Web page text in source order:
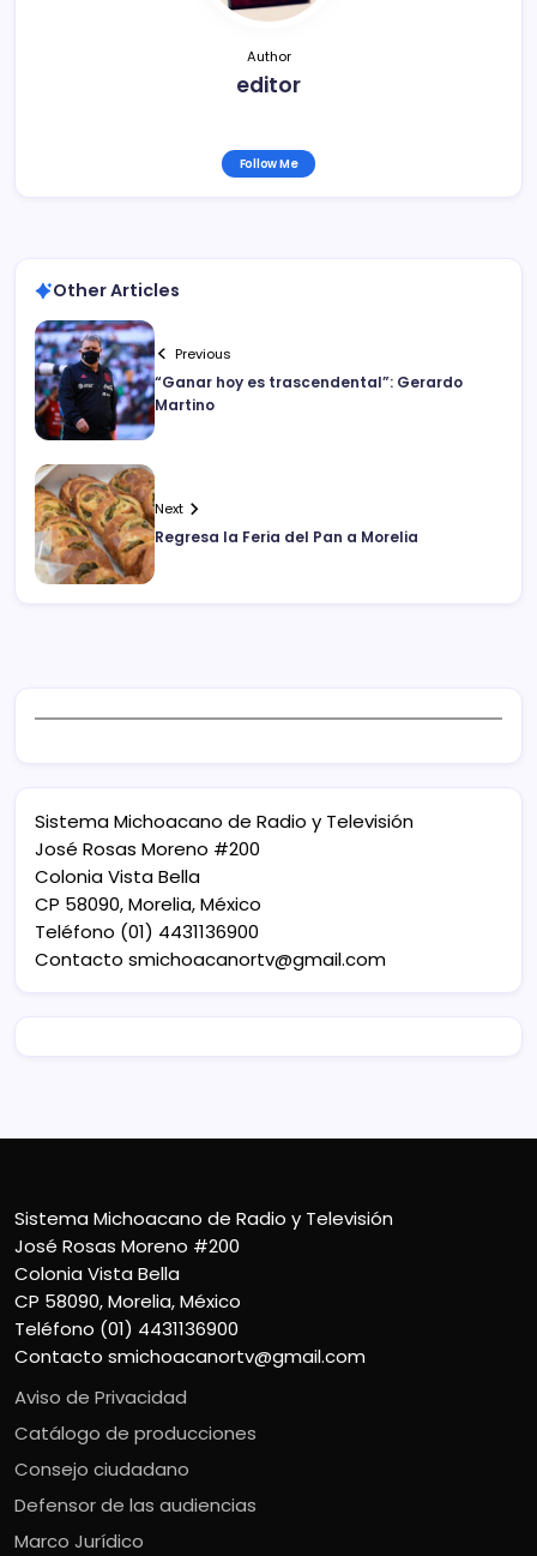
Author
editor
Follow Me
Other Articles
Previous
“Ganar hoy es trascendental”: Gerardo
Martino
Next
Regresa la Feria del Pan a Morelia
Sistema Michoacano de Radio y Televisión
José Rosas Moreno #200
Colonia Vista Bella
CP 58090, Morelia, México
Teléfono (01) 4431136900
Contacto smichoacanortv@gmail.com
Sistema Michoacano de Radio y Televisión
José Rosas Moreno #200
Colonia Vista Bella
CP 58090, Morelia, México
Teléfono (01) 4431136900
Contacto smichoacanortv@gmail.com
Aviso de Privacidad
Catálogo de producciones
Consejo ciudadano
Defensor de las audiencias
Marco Jurídico